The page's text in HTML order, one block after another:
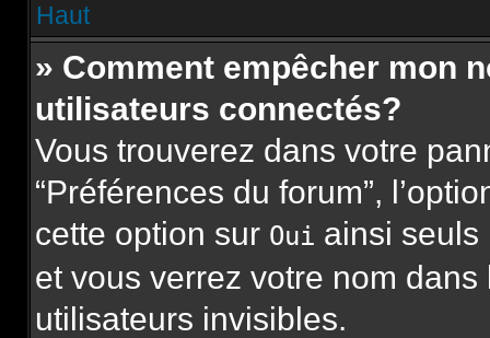
Haut
» Comment empêcher mon
utilisateurs connectés?
Vous trouverez dans votre
“Préférences du forum”,
cette option sur Oui ainsi seuls
et vous verrez votre nom
utilisateurs invisibles.